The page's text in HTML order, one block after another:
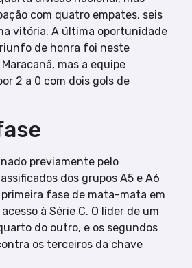
com quatro empates, seis
vitória. A última oportunidade
de honra foi neste
mas a equipe
2 a 0 com dois gols de
previamente pelo
dos grupos A5 e A6
fase de mata-mata em
à Série C. O líder de um
do outro, e os segundos
os terceiros da chave